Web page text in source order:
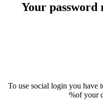
Your password
To use social login you have
of your